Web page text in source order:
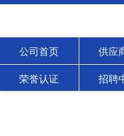
公司首页 供应
荣誉认证 招聘